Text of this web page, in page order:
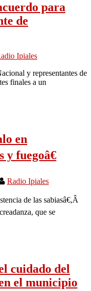
para
de
Ipiales
y representantes de
finales a un
en
fuegoâ€
Radio Ipiales
de las sabiasâ€,Â
que se
cuidado del
el municipio